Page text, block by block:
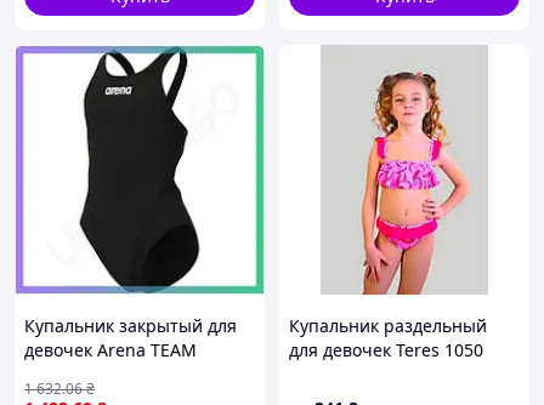
Купальник закрытый для
девочек Arena TEAM
SOLID черный для
1 632.06₴
Купальник раздельный
для девочек Teres 1050
34 36 УКР размеры